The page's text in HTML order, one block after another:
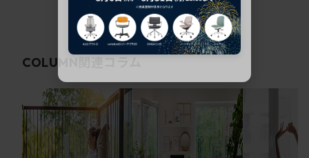
COLUMN 関連コラム